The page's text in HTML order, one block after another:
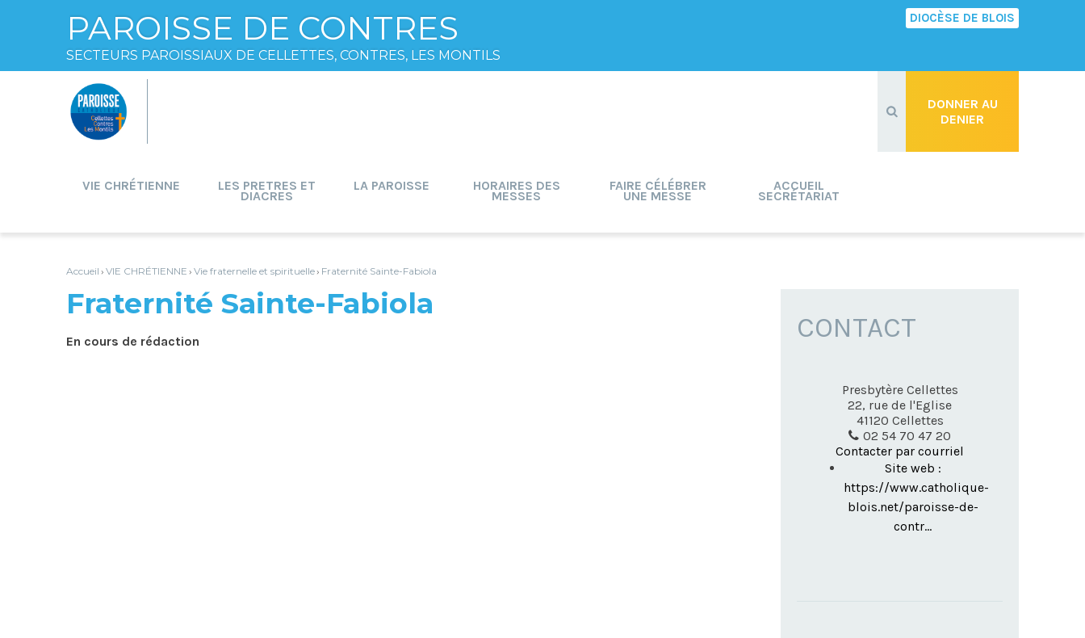
PAROISSE DE CONTRES
SECTEURS PAROISSIAUX DE CELLETTES, CONTRES, LES MONTILS
DIOCÈSE DE BLOIS
contenu.
Aller
navigation
personnels
DONNER AU
DENIER
VIE CHRÉTIENNE LES PRETRES ET
DIACRES
LA PAROISSE HORAIRES DES
MESSES
FAIRE CÉLÉBRER
UNE MESSE
ACCUEIL
SECRÉTARIAT
Accueil › VIE CHRÉTIENNE › Vie fraternelle et spirituelle› Fraternité Sainte-Fabiola
Fraternité Sainte-Fabiola
En cours de rédaction CONTACT
Presbytère Cellettes
22, rue de l'Eglise
41120 Cellettes
02 54 70 47 20
Contacter par courriel
Site web :
https://www.catholique-
blois.net/paroisse-de-
contr...